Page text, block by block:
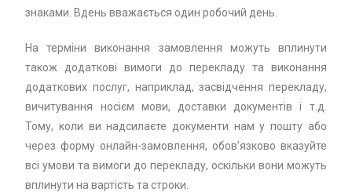
знаками. Вдень вважається один робочий день.
На терміни виконання замовлення можуть вплинути
також додаткові вимоги до перекладу та виконання
додаткових послуг, наприклад, засвідчення перекладу,
вичитування носієм мови, доставки документів і т.д.
Тому, коли ви надсилаєте документи нам у пошту або
через форму онлайн-замовлення, обов’язково вказуйте
всі умови та вимоги до перекладу, оскільки вони можуть
вплинути на вартість та строки.